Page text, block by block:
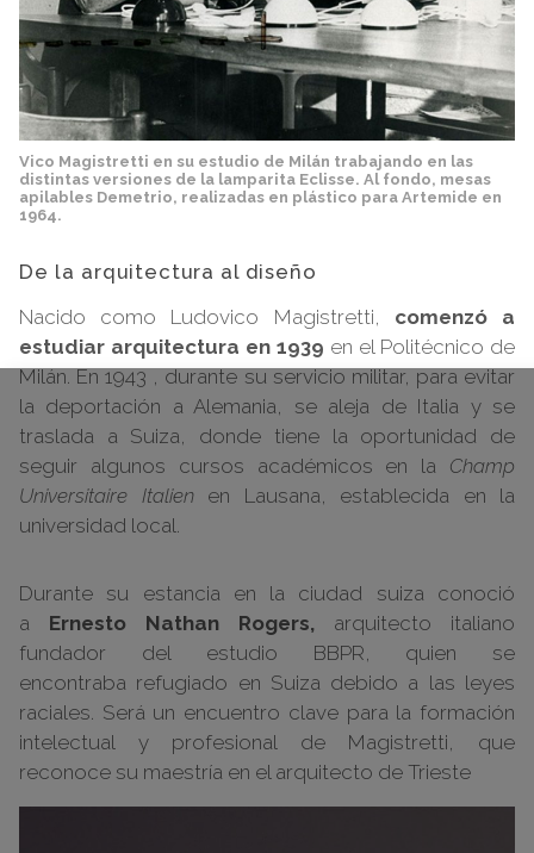
Vico Magistretti en su estudio de Milán trabajando en las
distintas versiones de la lamparita Eclisse. Al fondo, mesas
apilables Demetrio, realizadas en plástico para Artemide en
1964.
De la arquitectura al diseño
Nacido como Ludovico Magistretti, comenzó a
estudiar arquitectura en 1939 en el Politécnico de
Milán. En 1943 , durante su servicio militar, para evitar
la deportación a Alemania, se aleja de Italia y se
traslada a Suiza, donde tiene la oportunidad de
seguir algunos cursos académicos en la Champ
Universitaire Italienen Lausana, establecida en la
universidad local.
Durante su estancia en la ciudad suiza conoció
a Ernesto Nathan Rogers, arquitecto italiano
fundador del estudio BBPR, quien se
encontraba refugiado en Suiza debido a las leyes
raciales. Será un encuentro clave para la formación
intelectual y profesional de Magistretti, que
reconoce su maestría en el arquitecto de Trieste